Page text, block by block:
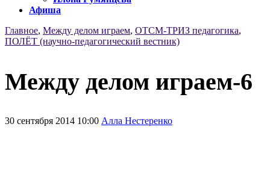
Афиша
Главное, Между делом играем, ОТСМ-ТРИЗ педагогика,
ПОЛЁТ (научно-педагогический вестник)
Между делом играем-6
30 сентября 2014 10:00 Алла Нестеренко